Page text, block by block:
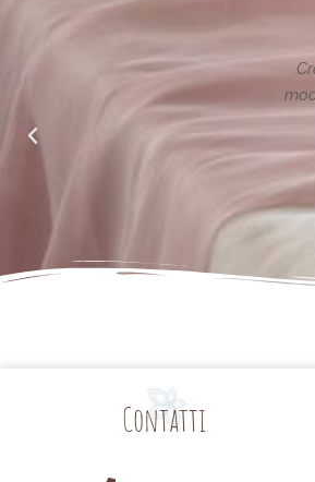
reinterpretata in chiave
richieste di noi mamme.
Contatti